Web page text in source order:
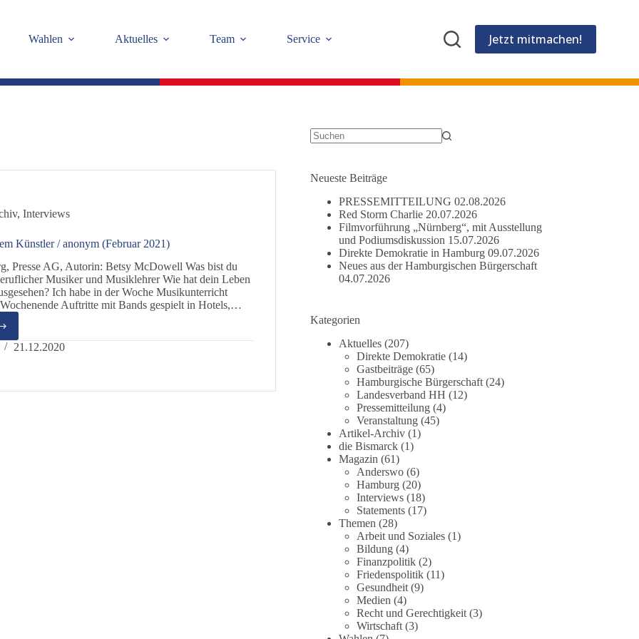
Wahlen Aktuelles Team Service Jetzt mitmachen!
,Interviews
Künstler / anonym (Februar 2021)
Presse AG, Autorin: Betsy McDowell Was bist du
Musiker und Musiklehrer Wie hat dein Leben
Ich habe in der Woche Musikunterricht
Wochenende Auftritte mit Bands gespielt in Hotels,…
21.12.2020
Neueste Beiträge
PRESSEMITTEILUNG 02.08.2026
Red Storm Charlie 20.07.2026
Filmvorführung „Nürnberg“, mit Ausstellung
und Podiumsdiskussion 15.07.2026
Direkte Demokratie in Hamburg 09.07.2026
Neues aus der Hamburgischen Bürgerschaft
04.07.2026
Kategorien
Aktuelles (207)
Direkte Demokratie (14)
Gastbeiträge (65)
Hamburgische Bürgerschaft (24)
Landesverband HH (12)
Pressemitteilung (4)
Veranstaltung (45)
Artikel-Archiv (1)
die Bismarck (1)
Magazin (61)
Anderswo (6)
Hamburg (20)
Interviews (18)
Statements (17)
Themen (28)
Arbeit und Soziales (1)
Bildung (4)
Finanzpolitik (2)
Friedenspolitik (11)
Gesundheit (9)
Medien (4)
Recht und Gerechtigkeit (3)
Wirtschaft (3)